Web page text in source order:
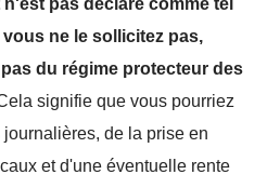
pas déclaré comme tel
ne le sollicitez pas,
du régime protecteur des
signifie que vous pourriez
de la prise en
et d'une éventuelle rente